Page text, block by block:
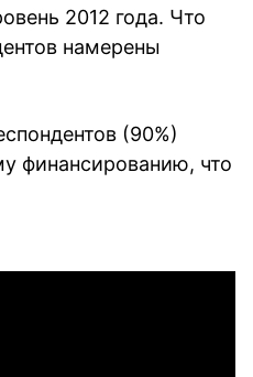
2012 года. Что
намерены
(90%)
финансированию, что